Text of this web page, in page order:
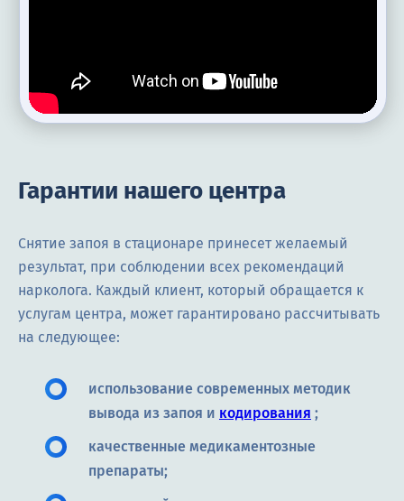
Гарантии нашего центра
Снятие запоя в стационаре принесет желаемый
результат, при соблюдении всех рекомендаций
нарколога. Каждый клиент, который обращается к
услугам центра, может гарантировано рассчитывать
на следующее:
использование современных методик
вывода из запоя и кодирования ;
качественные медикаментозные
препараты;